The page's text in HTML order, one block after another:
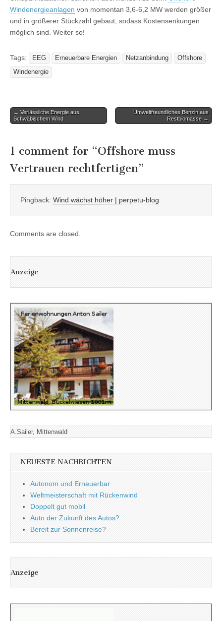
Windenergieanlagen von momentan 3,6-6,2 MW werden größer
und in größerer Stückzahl gebaut, sodass Kostensenkungen
möglich sind. Weiter so!
Tags: EEG Erneuerbare Energien Netzanbindung
Offshore
Windenergie
Post
navigation
← Verlässliche Energie aus
Schwäbischem Wind
Umweltfreundliches Benzin aus
Restbiomasse →
1 comment for “Offshore muss
Vertrauen rechtfertigen”
Pingback: Wind wächst höher | perpetu-blog
Comments are closed.
Anzeige
A.Sailer, Mittenwald
NEUESTE NACHRICHTEN
Autonom und Erneuerbar
Weltmeisterschaft mit Rückenwind
Doppelt gut mobil
Auto der Zukunft des Autos?
Bereit zur Sonnenreise?
Anzeige